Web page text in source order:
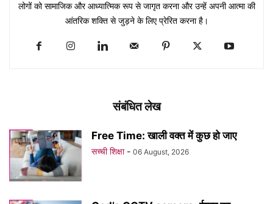
लोगों को सामाजिक और आध्यात्मिक रूप से जागृत करना और उन्हें अपनी आत्मा की
आंतरिक शक्ति से जुड़ने के लिए प्रेरित करना है।
संबंधित लेख
Free Time: खाली वक्त में कुछ हो जाए
सच्ची शिक्षा - 06 August, 2026